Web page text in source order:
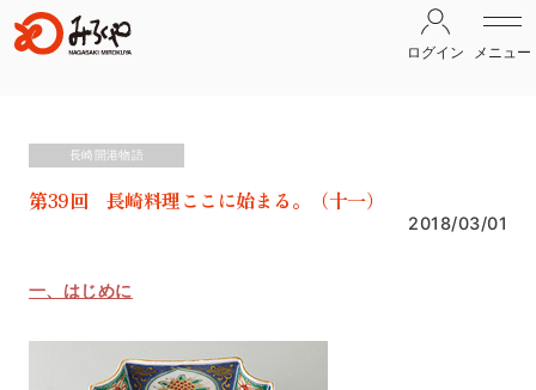
ログイン メニュー
長崎開港物語
第39回 長崎料理ここに始まる。（十一）
2018/03/01
一、はじめに